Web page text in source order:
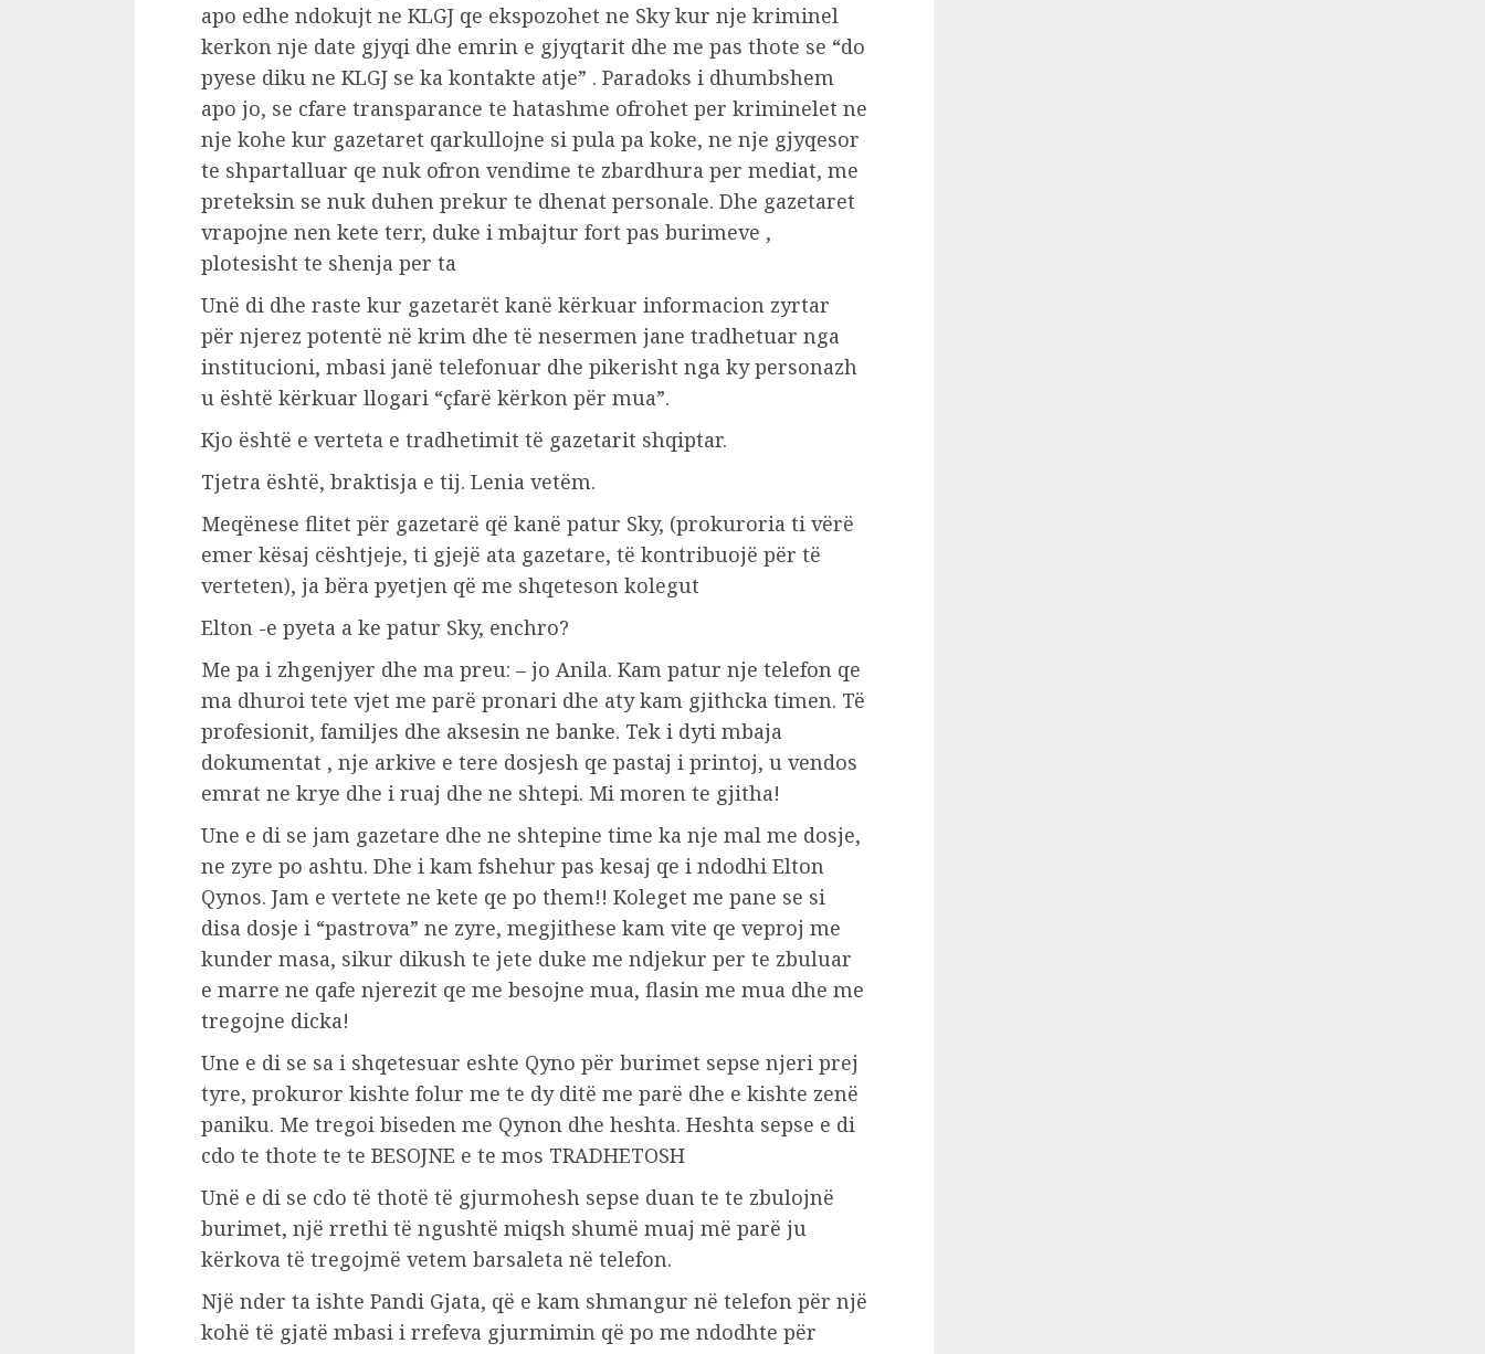
apo edhe ndokujt ne KLGJ qe ekspozohet ne Sky kur nje kriminel
kerkon nje date gjyqi dhe emrin e gjyqtarit dhe me pas thote se “do
pyese diku ne KLGJ se ka kontakte atje” . Paradoks i dhumbshem
apo jo, se cfare transparance te hatashme ofrohet per kriminelet ne
nje kohe kur gazetaret qarkullojne si pula pa koke, ne nje gjyqesor
te shpartalluar qe nuk ofron vendime te zbardhura per mediat, me
preteksin se nuk duhen prekur te dhenat personale. Dhe gazetaret
vrapojne nen kete terr, duke i mbajtur fort pas burimeve ,
plotesisht te shenja per ta
Unë di dhe raste kur gazetarët kanë kërkuar informacion zyrtar
për njerez potentë në krim dhe të nesermen jane tradhetuar nga
institucioni, mbasi janë telefonuar dhe pikerisht nga ky personazh
u është kërkuar llogari “çfarë kërkon për mua”.
Kjo është e verteta e tradhetimit të gazetarit shqiptar.
Tjetra është, braktisja e tij. Lenia vetëm.
Meqënese flitet për gazetarë që kanë patur Sky, (prokuroria ti vërë
emer kësaj cështjeje, ti gjejë ata gazetare, të kontribuojë për të
verteten), ja bëra pyetjen që me shqeteson kolegut
Elton -e pyeta a ke patur Sky, enchro?
Me pa i zhgenjyer dhe ma preu: – jo Anila. Kam patur nje telefon qe
ma dhuroi tete vjet me parë pronari dhe aty kam gjithcka timen. Të
profesionit, familjes dhe aksesin ne banke. Tek i dyti mbaja
dokumentat , nje arkive e tere dosjesh qe pastaj i printoj, u vendos
emrat ne krye dhe i ruaj dhe ne shtepi. Mi moren te gjitha!
Une e di se jam gazetare dhe ne shtepine time ka nje mal me dosje,
ne zyre po ashtu. Dhe i kam fshehur pas kesaj qe i ndodhi Elton
Qynos. Jam e vertete ne kete qe po them!! Koleget me pane se si
disa dosje i “pastrova” ne zyre, megjithese kam vite qe veproj me
kunder masa, sikur dikush te jete duke me ndjekur per te zbuluar
e marre ne qafe njerezit qe me besojne mua, flasin me mua dhe me
tregojne dicka!
Une e di se sa i shqetesuar eshte Qyno për burimet sepse njeri prej
tyre, prokuror kishte folur me te dy ditë me parë dhe e kishte zenë
paniku. Me tregoi biseden me Qynon dhe heshta. Heshta sepse e di
cdo te thote te te BESOJNE e te mos TRADHETOSH
Unë e di se cdo të thotë të gjurmohesh sepse duan te te zbulojnë
burimet, një rrethi të ngushtë miqsh shumë muaj më parë ju
kërkova të tregojmë vetem barsaleta në telefon.
Një nder ta ishte Pandi Gjata, që e kam shmangur në telefon për një
kohë të gjatë mbasi i rrefeva gjurmimin që po me ndodhte për